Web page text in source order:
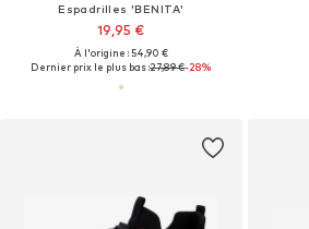
Espadrilles 'BENITA'
19,95 €
À l'origine : 54,90 €
Dernier prix le plus bas :27,89 €-28%